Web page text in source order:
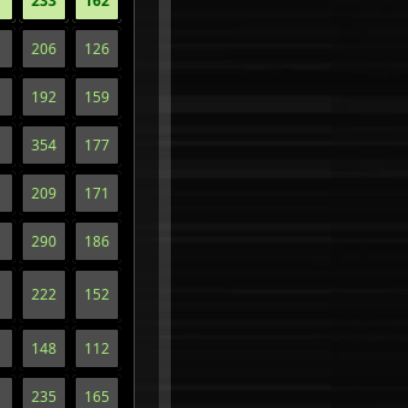
206 126
192 159
354 177
209 171
290 186
222 152
148 112
235 165